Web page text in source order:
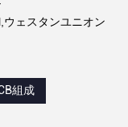
ェスタンユニオン
組成